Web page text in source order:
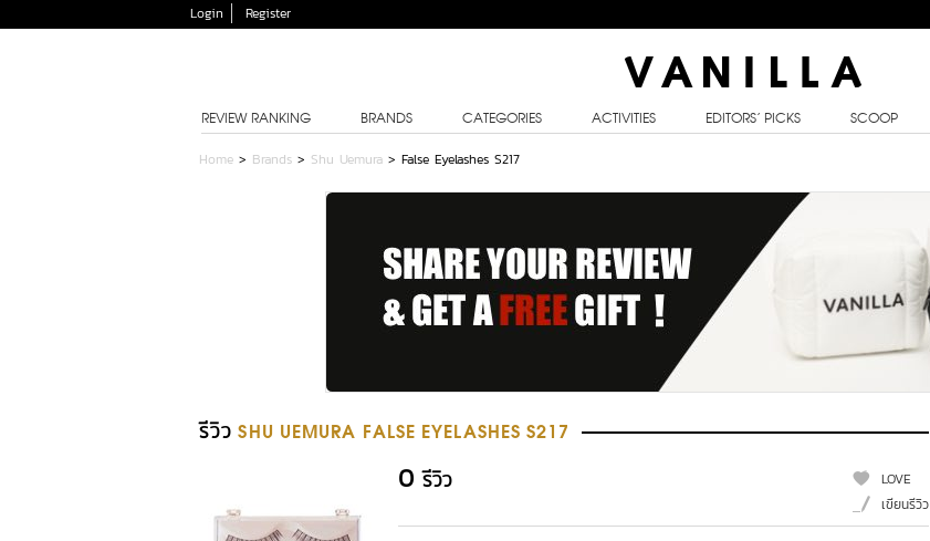
Login Register
REVIEW RANKING BRANDS CATEGORIES ACTIVITIES EDITORS’ PICKS SCOOP
Home > Brands > Shu Uemura > False Eyelashes S217
รีวิว SHU UEMURA FALSE EYELASHES S217
0 รีวิว
LOVE
เขียนรีวิว